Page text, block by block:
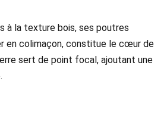
à la texture bois, ses poutres
en colimaçon, constitue le cœur de
sert de point focal, ajoutant une